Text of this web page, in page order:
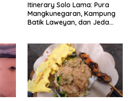
Itinerary Solo Lama: Pura
Mangkunegaran, Kampung
Batik Laweyan, dan Jeda